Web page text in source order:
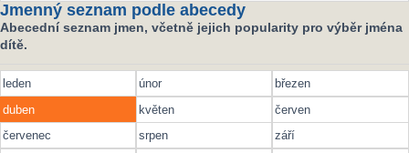
Jmenný seznam podle abecedy
Abecední seznam jmen, včetně jejich popularity pro výběr jména
dítě.
leden únor
březen
duben
květen
červen
červenec
srpen
září